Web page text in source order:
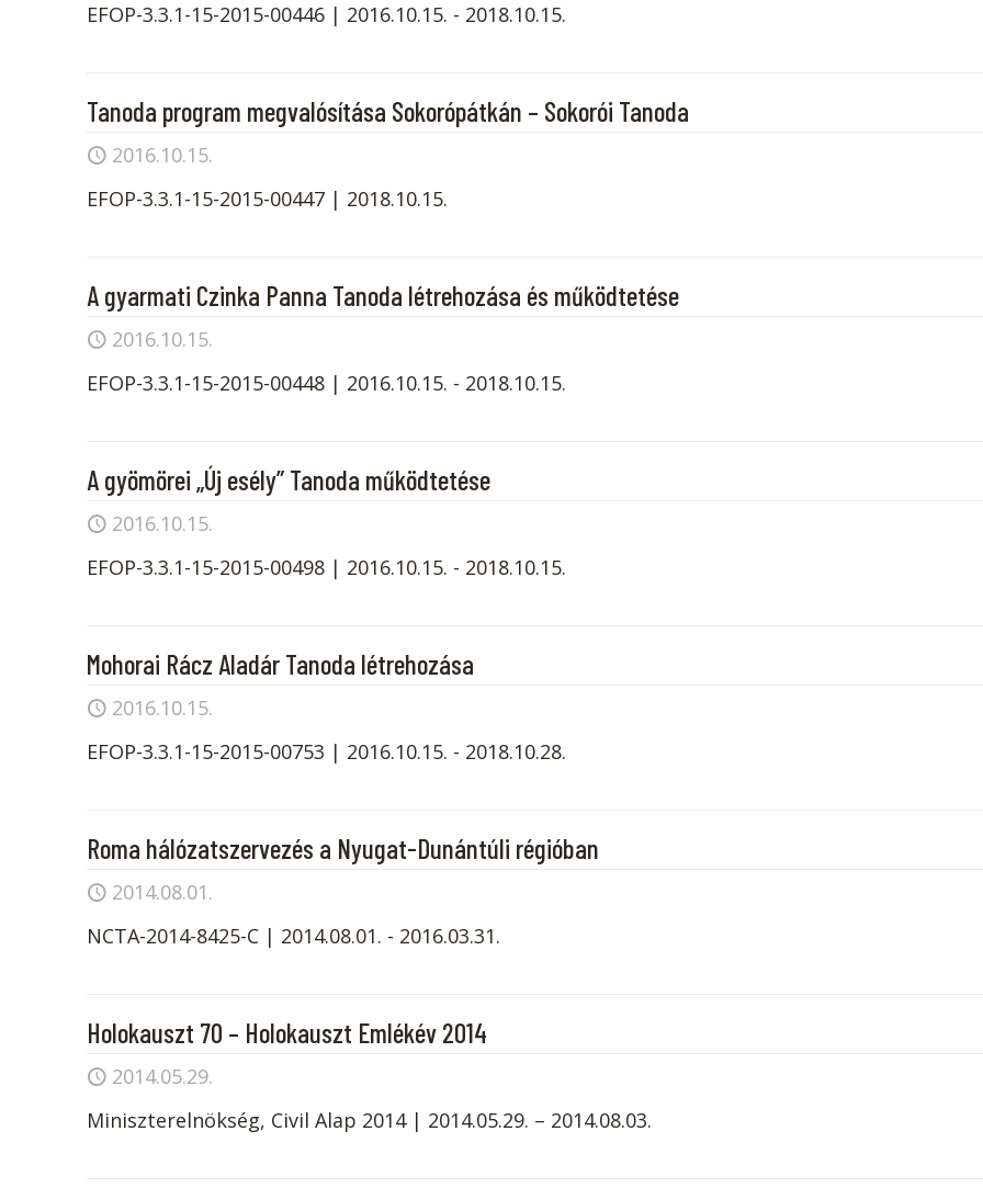
EFOP-3.3.1-15-2015-00446 | 2016.10.15. - 2018.10.15.​​
Tanoda program megvalósítása Sokorópátkán – Sokorói Tanoda
2016.10.15.
EFOP-3.3.1-15-2015-00447 | 2018.10.15.
A gyarmati Czinka Panna Tanoda létrehozása és működtetése
2016.10.15.
EFOP-3.3.1-15-2015-00448 | 2016.10.15. - 2018.10.15.​​​
A gyömörei „Új esély” Tanoda működtetése
2016.10.15.
EFOP-3.3.1-15-2015-00498 | 2016.10.15. - 2018.10.15.​​​
Mohorai Rácz Aladár Tanoda létrehozása
2016.10.15.
EFOP-3.3.1-15-2015-00753 | 2016.10.15. - 2018.10.28.
Roma hálózatszervezés a Nyugat-Dunántúli régióban
2014.08.01.
NCTA-2014-8425-C | 2014.08.01. - 2016.03.31.
Holokauszt 70 – Holokauszt Emlékév 2014
2014.05.29.
Miniszterelnökség, Civil Alap 2014 | 2014.05.29. – 2014.08.03.